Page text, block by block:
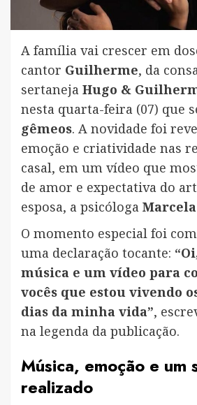
A família vai crescer em
cantor Guilherme, da
sertaneja Hugo &
nesta quarta-feira (07) que
gêmeos. A novidade foi
emoção e criatividade nas
casal, em um vídeo que
de amor e expectativa do
esposa, a psicóloga
O momento especial foi
uma declaração tocante:
música e um vídeo para
vocês que estou vivendo
dias da minha vida”,
na legenda da publicação.
Música, emoção e um
realizado